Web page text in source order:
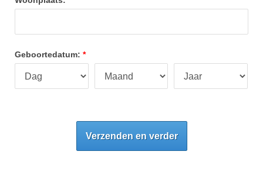
Geboortedatum:
Verzenden en verder